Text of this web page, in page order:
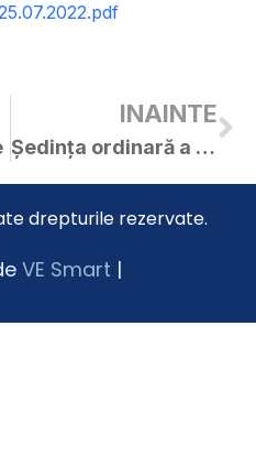
INAINTE
Ședința ordinară a C.L. Curtici din 26.07.2022
drepturile rezervate.
VE Smart |